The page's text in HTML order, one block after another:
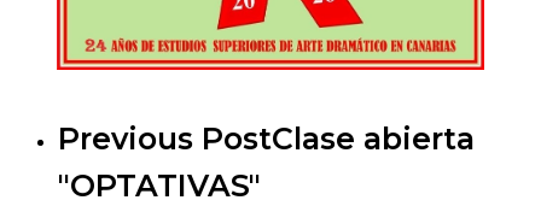
Previous PostClase abierta
"OPTATIVAS"